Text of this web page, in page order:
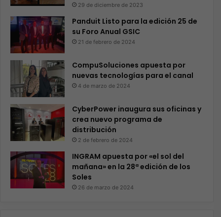
29 de diciembre de 2023
Panduit Listo para la edición 25 de
su Foro Anual GSIC
21 de febrero de 2024
CompuSoluciones apuesta por
nuevas tecnologías para el canal
4 de marzo de 2024
CyberPower inaugura sus oficinas y
crea nuevo programa de
distribución
2 de febrero de 2024
INGRAM apuesta por «el sol del
mañana» en la 28ª edición de los
Soles
26 de marzo de 2024